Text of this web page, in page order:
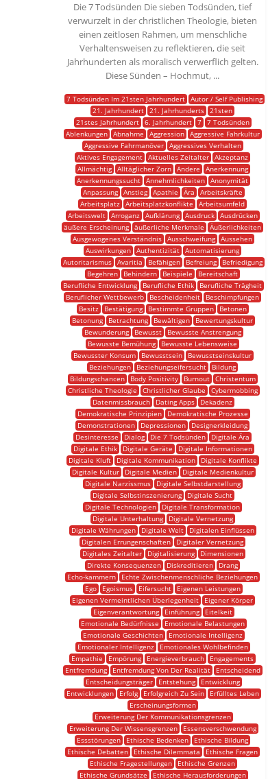
Die 7 Todsünden Die sieben Todsünden, tief
verwurzelt in der christlichen Theologie, bieten
einen zeitlosen Rahmen, um menschliche
Verhaltensweisen zu reflektieren, die seit
Jahrhunderten als moralisch verwerflich gelten.
Diese Sünden – Hochmut, ...
7 Todsünden Im 21sten Jahrhundert
Autor / Self Publishing
21. Jahrhundert 21. Jahrhunderts 21sten
21stes Jahrhundert
6. Jahrhundert 7
7 Todsünden
Ablenkungen
Abnahme Aggression
Aggressive Fahrkultur
Aggressive Fahrmanöver
Aggressives Verhalten
Aktives Engagement Aktuelles Zeitalter Akzeptanz
Allmächtig
Alltäglicher Zorn Andere
Anerkennung
Anerkennungssucht Annehmlichkeiten Anonymität
Anpassung
Anstieg Apathie Ära
Arbeitskräfte
Arbeitsplatz Arbeitsplatzkonflikte
Arbeitsumfeld
Arbeitswelt
Arroganz Aufklärung Ausdruck
Ausdrücken
äußere Erscheinung äußerliche Merkmale
Äußerlichkeiten
Ausgewogenes Verständnis Ausschweifung Aussehen
Auswirkungen Authentizität Automatisierung
Autoritarismus
Avaritia Befähigen Befreiung
Befriedigung
Begehren
Behindern Beispiele
Bereitschaft
Berufliche Entwicklung
Berufliche Ethik
Berufliche Trägheit
Beruflicher Wettbewerb
Bescheidenheit
Beschimpfungen
Besitz
Bestätigung Bestimmte Gruppen
Betonen
Betonung
Betrachtung Bewältigen
Bewertungskultur
Bewunderung
Bewusst
Bewusste Anstrengung
Bewusste Bemühung
Bewusste Lebensweise
Bewusster Konsum
Bewusstsein
Bewusstseinskultur
Beziehungen
Beziehungseifersucht
Bildung
Bildungschancen
Body Positivity Burnout
Christentum
Christliche Theologie
Christlicher Glaube
Cybermobbing
Datenmissbrauch
Dating Apps
Dekadenz
Demokratische Prinzipien
Demokratische Prozesse
Demonstrationen
Depressionen
Designerkleidung
Desinteresse
Dialog Die 7 Todsünden
Digitale Ära
Digitale Ethik
Digitale Geräte
Digitale Informationen
Digitale Kluft
Digitale Kommunikation
Digitale Konflikte
Digitale Kultur
Digitale Medien
Digitale Medienkultur
Digitale Narzissmus
Digitale Selbstdarstellung
Digitale Selbstinszenierung
Digitale Sucht
Digitale Technologien
Digitale Transformation
Digitale Unterhaltung
Digitale Vernetzung
Digitale Währungen
Digitale Welt
Digitalen Einflüssen
Digitalen Errungenschaften
Digitaler Vernetzung
Digitales Zeitalter
Digitalisierung
Dimensionen
Direkte Konsequenzen
Diskreditieren
Drang
Echo-kammern
Echte Zwischenmenschliche Beziehungen
Ego
Egoismus Eifersucht
Eigenen Leistungen
Eigenen Vermeintlichen Überlegenheit
Eigener Körper
Eigenverantwortung
Einführung
Eitelkeit
Emotionale Bedürfnisse
Emotionale Belastungen
Emotionale Geschichten
Emotionale Intelligenz
Emotionaler Intelligenz
Emotionales Wohlbefinden
Empathie
Empörung Energieverbrauch
Engagements
Entfremdung
Entfremdung Von Der Realität
Entscheidend
Entscheidungsträger
Entstehung
Entwicklung
Entwicklungen
Erfolg Erfolgreich Zu Sein
Erfülltes Leben
Erscheinungsformen
Erweiterung Der Kommunikationsgrenzen
Erweiterung Der Wissensgrenzen
Essensverschwendung
Essstörungen
Ethische Bedenken
Ethische Bildung
Ethische Debatten
Ethische Dilemmata
Ethische Fragen
Ethische Fragestellungen
Ethische Grenzen
Ethische Grundsätze
Ethische Herausforderungen